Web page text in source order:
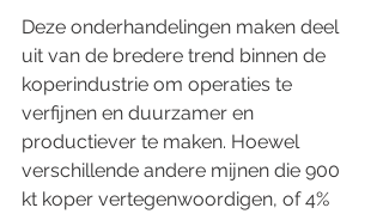
Deze onderhandelingen maken deel
uit van de bredere trend binnen de
koperindustrie om operaties te
verfijnen en duurzamer en
productiever te maken. Hoewel
verschillende andere mijnen die 900
kt koper vertegenwoordigen, of 4%